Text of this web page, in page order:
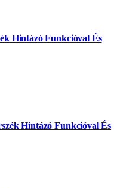
Hintázó Funkcióval És
Hintázó Funkcióval És